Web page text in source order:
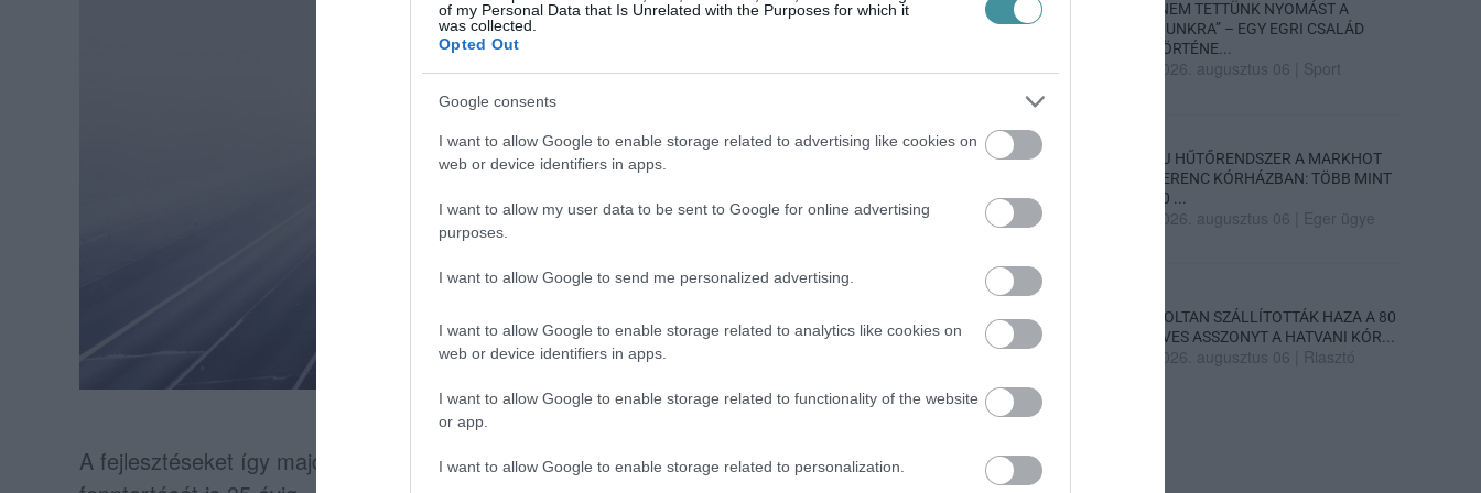
of my Personal Data that Is Unrelated with the Purposes for which it
was collected.
Opted Out
Google consents
I want to allow Google to enable storage related to advertising like cookies on
web or device identifiers in apps.
I want to allow my user data to be sent to Google for online advertising
purposes.
I want to allow Google to send me personalized advertising.
I want to allow Google to enable storage related to analytics like cookies on
web or device identifiers in apps.
I want to allow Google to enable storage related to functionality of the website
or app.
I want to allow Google to enable storage related to personalization.
Fotó: Pixabay
A fejlesztéseket így majd a koncesszornak kell finanszíroznia, illetve a teljes úthálózat
„NEM TETTÜNK NYOMÁST A
FIUNKRA” – EGY EGRI CSALÁD
TÖRTÉNE...
2026. augusztus 06 Sport
ÚJ HŰTŐRENDSZER A MARKHOT
FERENC KÓRHÁZBAN: TÖBB MINT
70 ...
2026. augusztus 06 Eger ügye
HOLTAN SZÁLLÍTOTTÁK HAZA A 80
ÉVES ASSZONYT A HATVANI KÓR...
2026. augusztus 06 Riasztó